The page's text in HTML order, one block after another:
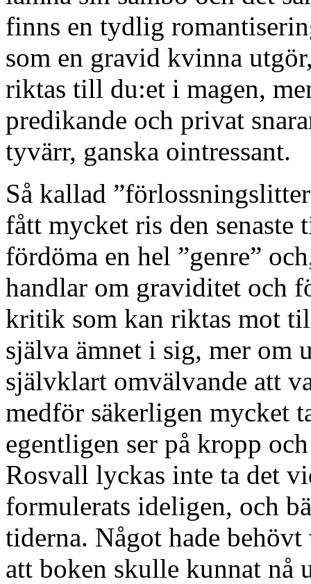
finns en tydlig
som en gravid kvinna
riktas till du:et i magen,
predikande och privat
tyvärr, ganska ointressant.
Så kallad
fått mycket ris den
fördöma en hel ”genre”
handlar om graviditet och
kritik som kan riktas mot
själva ämnet i sig, mer om
självklart omvälvande att
medför säkerligen mycket
egentligen ser på kropp
Rosvall lyckas inte ta det
formulerats ideligen, och
tiderna. Något hade
att boken skulle kunnat nå